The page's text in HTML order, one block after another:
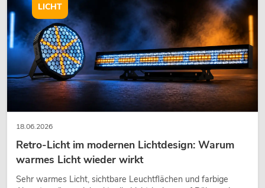
18.06.2026
Retro-Licht im modernen Lichtdesign: Warum
warmes Licht wieder wirkt
Sehr warmes Licht, sichtbare Leuchtflächen und farbige
LICHT